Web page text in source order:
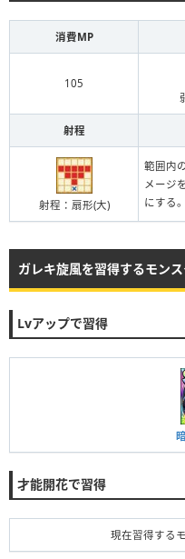
消費MP
105
射程
射程：扇形(大)
範囲内
メージ
にする
ガレキ旋風を習得するモン
Lvアップで習得
才能開花で習得
現在習得する